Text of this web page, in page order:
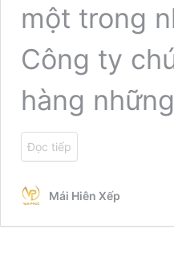
một trong
Công ty
hàng
Đọc tiếp
Mái Hiên Xếp